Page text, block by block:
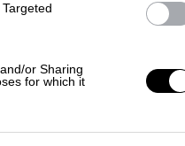
or Sharing
for which it
Δελτίο...